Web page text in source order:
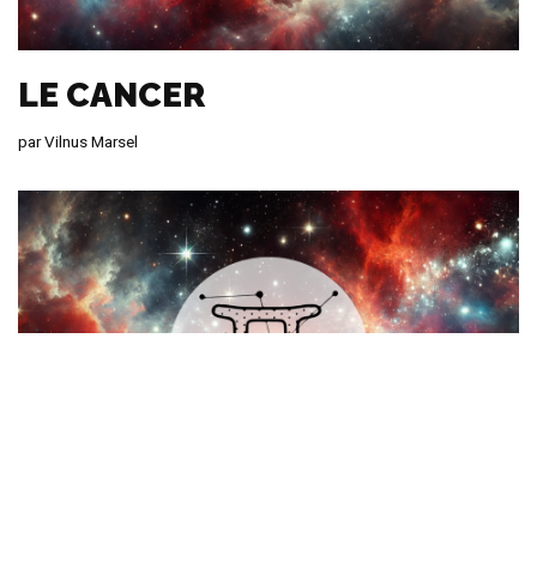
LE CANCER
parVilnus Marsel